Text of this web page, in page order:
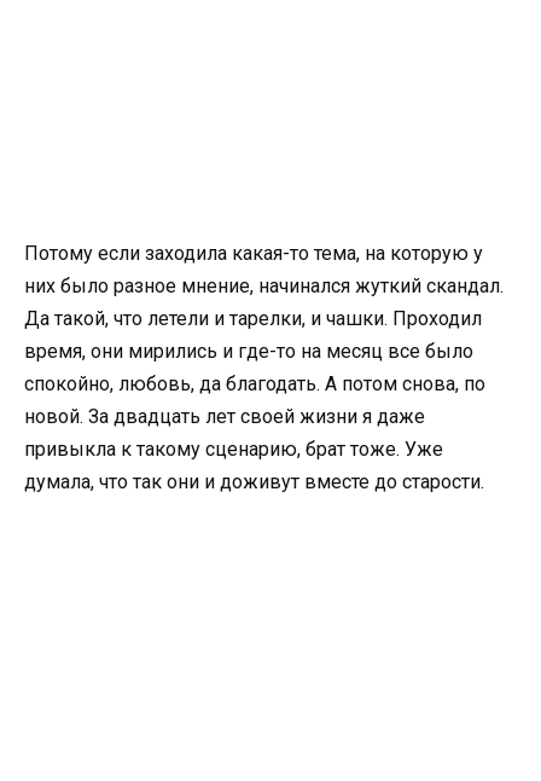
Потому если заходила какая-то тема, на которую у
них было разное мнение, начинался жуткий скандал.
Да такой, что летели и тарелки, и чашки. Проходил
время, они мирились и где-то на месяц все было
спокойно, любовь, да благодать. А потом снова, по
новой. За двадцать лет своей жизни я даже
привыкла к такому сценарию, брат тоже. Уже
думала, что так они и доживут вместе до старости.